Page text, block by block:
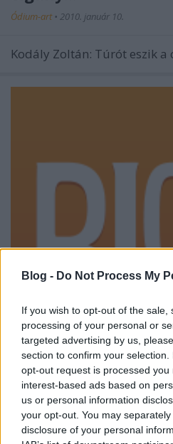
Blog - Do Not Process My
If you wish to opt-out of the
processing of your personal or
targeted advertising by us,
section to confirm your
opt-out request is processed you
interest-based ads based on
us or personal information
your opt-out. You may
disclosure of your personal
Ódium-art • 2010. január 10.
Kodály Zoltán: Túrót eszik a
4. akció: A Kodály-
(előkészületben)
Ágens és a Kodály-